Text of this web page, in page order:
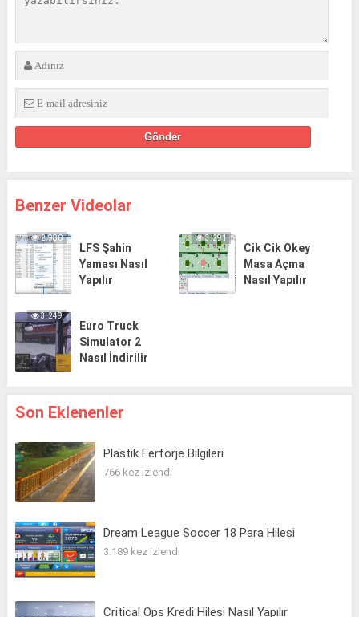
Benzer Videolar
2.980
LFS Şahin
Yaması Nasıl
Yapılır
3.291
Cik Cik Okey
Masa Açma
Nasıl Yapılır
3.249
Euro Truck
Simulator 2
Nasıl İndirilir
Son Eklenenler
Plastik Ferforje Bilgileri
766 kez izlendi
Dream League Soccer 18 Para Hilesi
3.189 kez izlendi
Critical Ops Kredi Hilesi Nasıl Yapılır